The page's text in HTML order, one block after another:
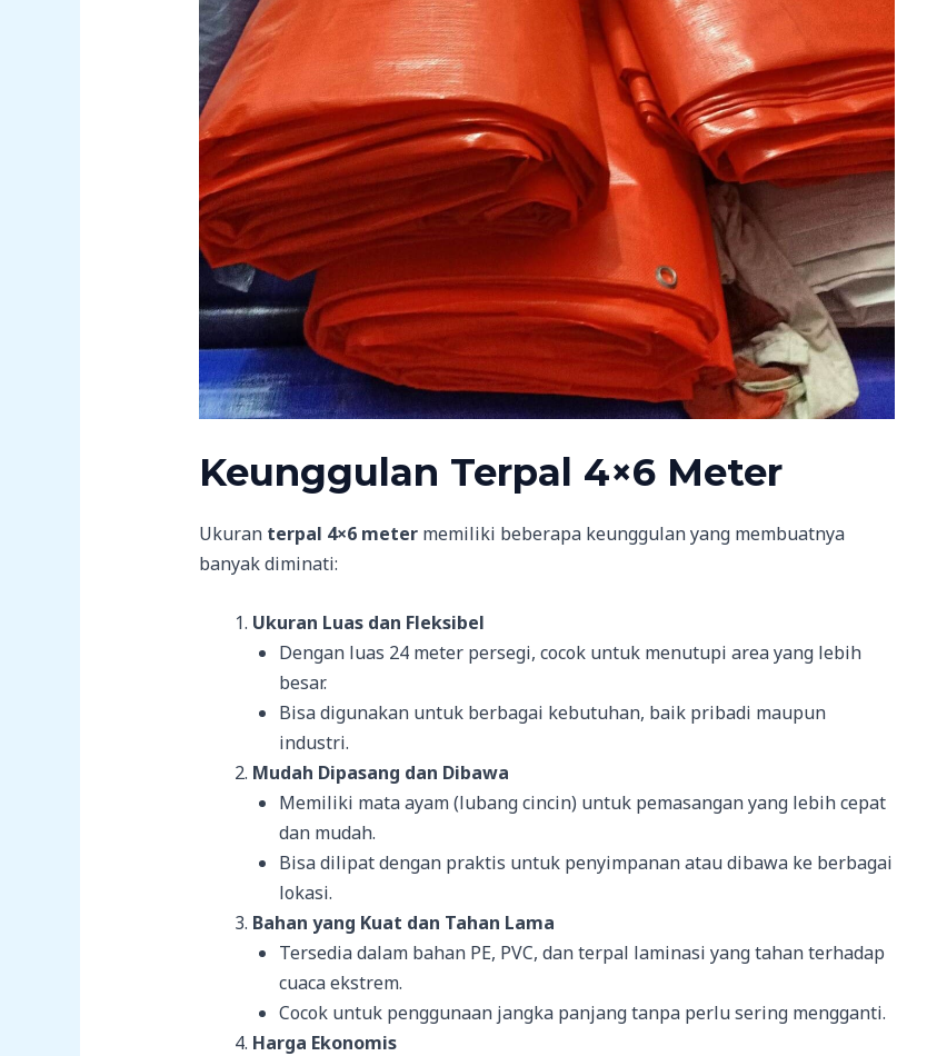
Keunggulan Terpal 4×6 Meter
Ukuran terpal 4×6 metermemiliki beberapa keunggulan yang membuatnya
banyak diminati:
Ukuran Luas dan Fleksibel
Dengan luas 24 meter persegi, cocok untuk menutupi area yang lebih
besar.
Bisa digunakan untuk berbagai kebutuhan, baik pribadi maupun
industri.
Mudah Dipasang dan Dibawa
Memiliki mata ayam (lubang cincin) untuk pemasangan yang lebih cepat
dan mudah.
Bisa dilipat dengan praktis untuk penyimpanan atau dibawa ke berbagai
lokasi.
Bahan yang Kuat dan Tahan Lama
Tersedia dalam bahan PE, PVC, dan terpal laminasi yang tahan terhadap
cuaca ekstrem.
Cocok untuk penggunaan jangka panjang tanpa perlu sering mengganti.
Harga Ekonomis